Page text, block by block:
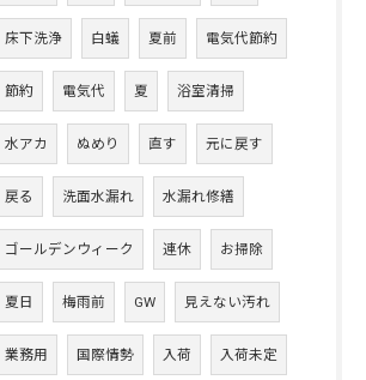
床下洗浄 白蟻 夏前 電気代節約
節約 電気代 夏 浴室清掃
水アカ ぬめり 直す 元に戻す
戻る 洗面水漏れ 水漏れ修繕
ゴールデンウィーク 連休 お掃除
夏日 梅雨前 GW 見えない汚れ
業務用 国際情勢 入荷 入荷未定